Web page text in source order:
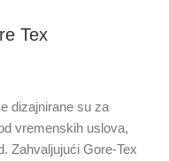
Tex
dizajnirane su za
vremenskih uslova,
Zahvaljujući Gore-Tex